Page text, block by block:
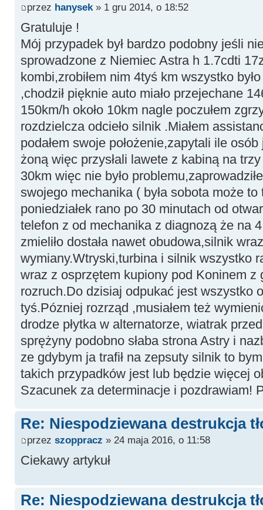
przez hanysek» 1 gru 2014, o 18:52
Gratuluje !
Mój przypadek był bardzo podobny jeśli
sprowadzone z Niemiec Astra h 1.7cdti
kombi,zrobiłem nim 4tyś km wszystko
,chodził pięknie auto miało przejechane
150km/h około 10km nagle poczułem
rozdzielcza odcieło silnik .Miałem
podałem swoje położenie,zapytali ile
żoną więc przysłali lawete z kabiną na
30km więc nie było
swojego mechanika ( była sobota może
poniedziałek rano po 30 minutach od
telefon z od mechanika z diagnozą że na
zmieliło dostała nawet obudowa,silnik
wymiany.Wtryski,turbina i silnik wszystko
wraz z osprzętem kupiony pod Koninem z
rozruch.Do dzisiaj odpukać jest wszystko
tyś.Pózniej rozrząd ,musiałem też
drodze płytka w alternatorze, wiatrak
sprężyny podobno słaba strona Astry i
ze gdybym ja trafił na zepsuty silnik to
takich przypadków jest lub będzie więcej
Szacunek za determinacje i pozdrawiam!
Re: Niespodziewana destrukcja
przez szoppracz » 24 maja 2016, o 11:58
Ciekawy artykuł
Re: Niespodziewana destrukcja